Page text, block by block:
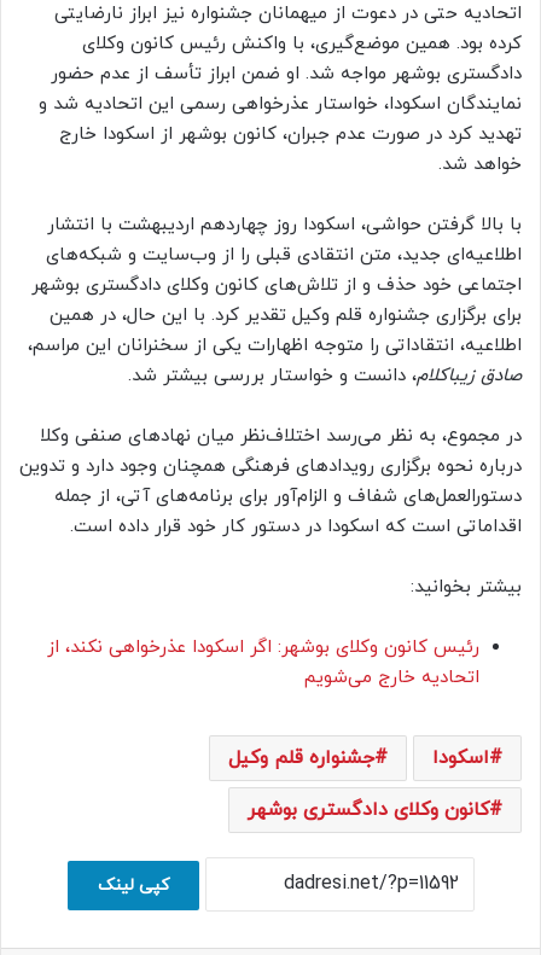
اتحادیه حتی در دعوت از میهمانان جشنواره نیز ابراز نارضایتی
کرده بود. همین موضع‌گیری، با واکنش رئیس کانون وکلای
دادگستری بوشهر مواجه شد. او ضمن ابراز تأسف از عدم حضور
نمایندگان اسکودا، خواستار عذرخواهی رسمی این اتحادیه شد و
تهدید کرد در صورت عدم جبران، کانون بوشهر از اسکودا خارج
خواهد شد.
با بالا گرفتن حواشی، اسکودا روز چهاردهم اردیبهشت با انتشار
اطلاعیه‌ای جدید، متن انتقادی قبلی را از وب‌سایت و شبکه‌های
اجتماعی خود حذف و از تلاش‌های کانون وکلای دادگستری بوشهر
برای برگزاری جشنواره قلم وکیل تقدیر کرد. با این حال، در همین
اطلاعیه، انتقاداتی را متوجه اظهارات یکی از سخنرانان این مراسم،
صادق زیباکلام، دانست و خواستار بررسی بیشتر شد.
در مجموع، به نظر می‌رسد اختلاف‌نظر میان نهادهای صنفی وکلا
درباره نحوه برگزاری رویدادهای فرهنگی همچنان وجود دارد و تدوین
دستورالعمل‌های شفاف و الزام‌آور برای برنامه‌های آتی، از جمله
اقداماتی است که اسکودا در دستور کار خود قرار داده است.
بیشتر بخوانید:
رئیس کانون وکلای بوشهر: اگر اسکودا عذرخواهی نکند، از
اتحادیه خارج می‌شویم
اسکودا
جشنواره قلم وکیل
کانون وکلای دادگستری بوشهر
کپی لینک